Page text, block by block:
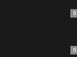
0
0